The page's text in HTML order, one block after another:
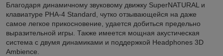
Благодаря динамичному звуковому движку SuperNATURAL и
клавиатуре PHA-4 Standard, чутко отзывающейся на даже
самое легкое прикосновение, удается добиться предельно
выразительной игры. Также имеется мощная акустическая
система с двумя динамиками и поддержкой Headphones 3D
Ambience.